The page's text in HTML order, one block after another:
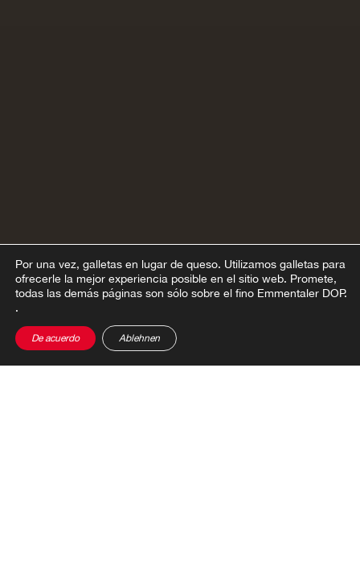
Por una vez, galletas en lugar de queso. Utilizamos galletas para
ofrecerle la mejor experiencia posible en el sitio web. Promete,
todas las demás páginas son sólo sobre el fino Emmentaler DOP.
.
De acuerdo Ablehnen